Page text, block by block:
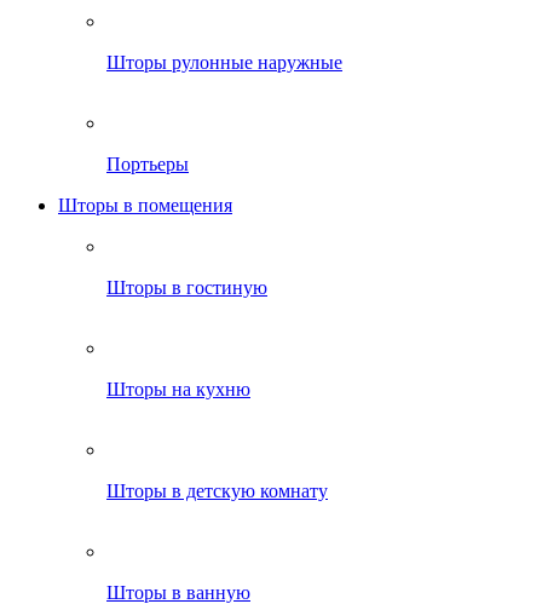
Шторы рулонные наружные
Портьеры
Шторы в помещения
Шторы в гостиную
Шторы на кухню
Шторы в детскую комнату
Шторы в ванную